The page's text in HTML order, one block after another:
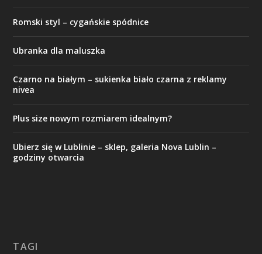
Romski styl – cygańskie spódnice
Ubranka dla maluszka
Czarno na białym – sukienka biało czarna z reklamy
nivea
Plus size nowym rozmiarem idealnym?
Ubierz się w Lublinie – sklep, galeria Nova Lublin –
godziny otwarcia
TAGI